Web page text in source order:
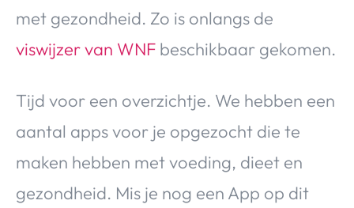
met gezondheid. Zo is onlangs de
viswijzer van WNF beschikbaar gekomen.
Tijd voor een overzichtje. We hebben een
aantal apps voor je opgezocht die te
maken hebben met voeding, dieet en
gezondheid. Mis je nog een App op dit